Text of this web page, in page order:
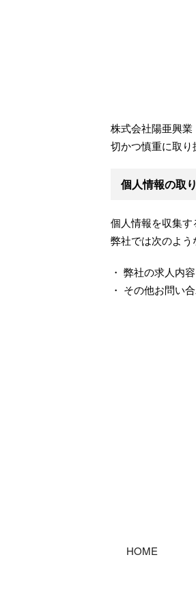
株式会社陽亜興
切かつ慎重に取り
個人情報の取
個人情報を収集す
弊社では次のよう
・ 弊社の求人内
・ その他お問い
HOME